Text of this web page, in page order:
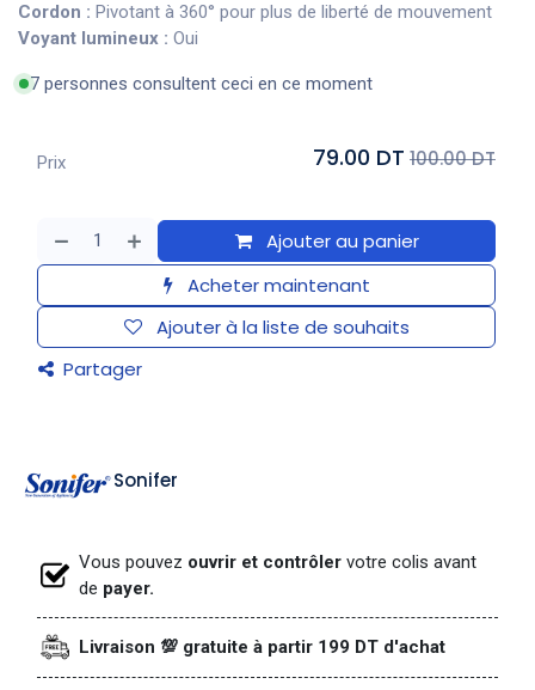
Cordon : Pivotant à 360° pour plus de liberté de mouvement
Voyant lumineux : Oui
7 personnes consultent ceci en ce moment
Ajouter au panier
Acheter maintenant
Ajouter à la liste de souhaits
Partager
Prix 79.00 DT 100.00 DT
Sonifer
Vous pouvez ouvrir et contrôler votre colis avant
de payer.
Livraison 💯 gratuite à partir 199 DT d'achat